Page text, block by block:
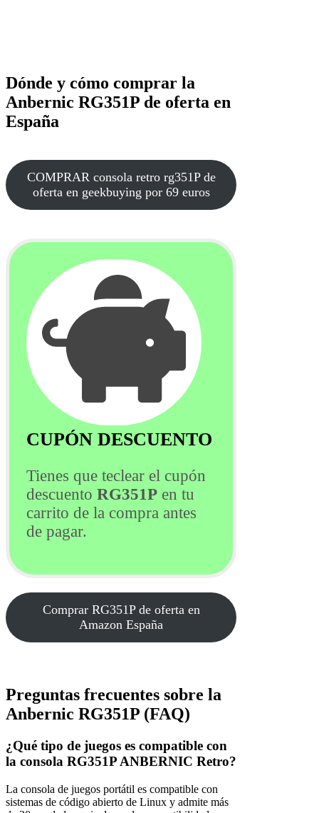
Dónde y cómo comprar la
Anbernic RG351P de oferta en
España
COMPRAR consola retro rg351P de
oferta en geekbuying por 69 euros
CUPÓN DESCUENTO
Tienes que teclear el cupón
descuento RG351P en tu
carrito de la compra antes
de pagar.
Comprar RG351P de oferta en
Amazon España
Preguntas frecuentes sobre la
Anbernic RG351P (FAQ)
¿Qué tipo de juegos es compatible con
la consola RG351P ANBERNIC Retro?
La consola de juegos portátil es compatible con
sistemas de código abierto de Linux y admite más